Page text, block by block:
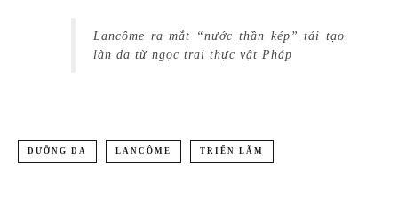
Lancôme ra mắt “nước thần kép” tái tạo
làn da từ ngọc trai thực vật Pháp
DƯỠNG DA LANCÔME TRIỂN LÃM